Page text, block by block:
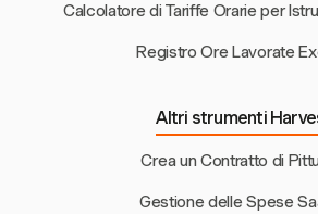
Calcolatore di Tariffe Orarie per
Registro Ore Lavorate
Altri strumenti
Crea un Contratto di
Gestione delle Spese